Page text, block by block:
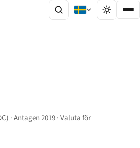
· Antagen 2019 · Valuta för